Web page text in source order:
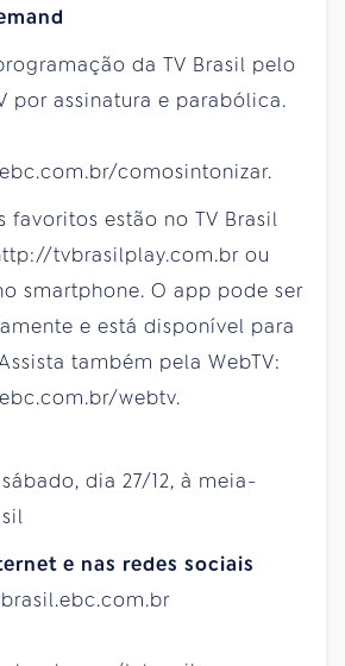
da TV Brasil pelo
por assinatura e parabólica.
comosintonizar.
favoritos estão no TV Brasil
tvbrasilplay.com.br ou
smartphone. O app pode ser
e está disponível para
também pela WebTV:
webtv.
dia 27/12, à meia-
e nas redes sociais